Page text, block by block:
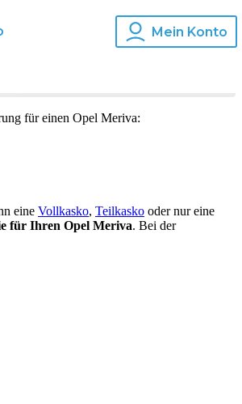
Mein Konto
für einen Opel Meriva:
eine Vollkasko, Teilkasko oder nur eine
für Ihren Opel Meriva. Bei der